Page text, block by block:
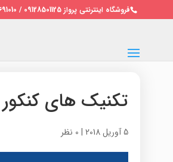
فروشگاه اینترنتی پرواز 09128501125 / 02122691010
تکنیک های
5 آوریل 2018 | 0 نظر